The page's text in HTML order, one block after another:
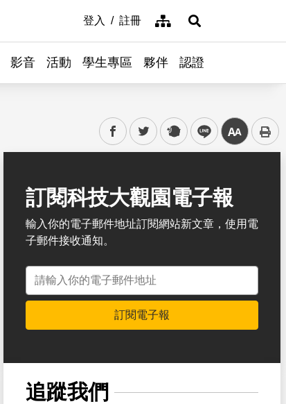
登入 註冊 網站導覽展開搜尋
影音 活動 學生專區 夥伴 認證
facebooktwitter plurk line 中
訂閱科技大觀園電子報
輸入你的電子郵件地址訂閱網站新文章，使用電
子郵件接收通知。
電子郵件地址
訂閱電子報
追蹤我們